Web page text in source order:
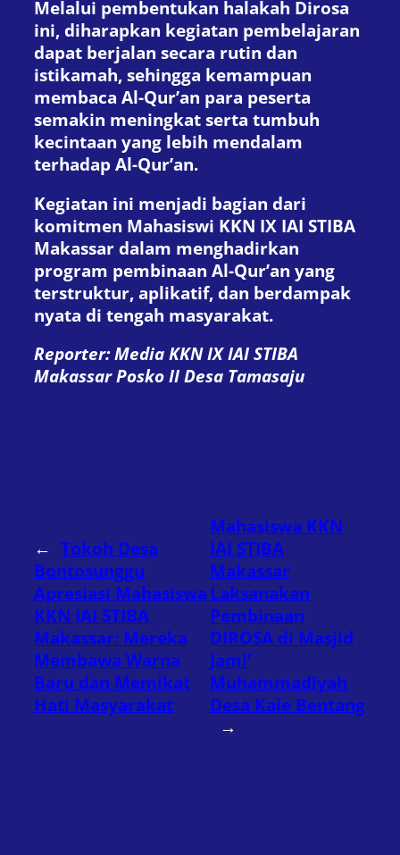
Melalui pembentukan halakah Dirosa
ini, diharapkan kegiatan pembelajaran
dapat berjalan secara rutin dan
istikamah, sehingga kemampuan
membaca Al-Qur’an para peserta
semakin meningkat serta tumbuh
kecintaan yang lebih mendalam
terhadap Al-Qur’an.
Kegiatan ini menjadi bagian dari
komitmen Mahasiswi KKN IX IAI STIBA
Makassar dalam menghadirkan
program pembinaan Al-Qur’an yang
terstruktur, aplikatif, dan berdampak
nyata di tengah masyarakat.
Reporter: Media KKN IX IAI STIBA
Makassar Posko II Desa Tamasaju
← Tokoh Desa
Bontosunggu
Apresiasi Mahasiswa
KKN IAI STIBA
Makassar: Mereka
Membawa Warna
Baru dan Memikat
Hati Masyarakat
Mahasiswa KKN
IAI STIBA
Makassar
Laksanakan
Pembinaan
DIROSA di Masjid
Jami’
Muhammadiyah
Desa Kale Bentang
→